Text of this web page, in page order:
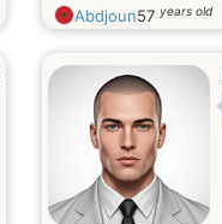
Abdjoun57 years old